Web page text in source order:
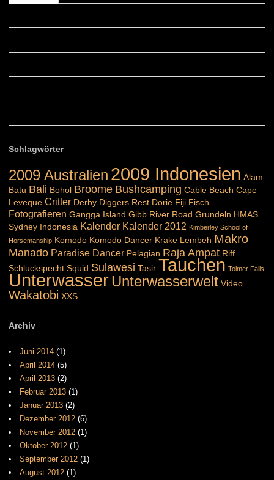
Schlagwörter
2009 Australien 2009 Indonesien Alam
Batu Bali Bohol Broome Bushcamping Cable Beach Cape
Leveque Critter Derby Diggers Rest Dorie Fiji Fisch
Fotografieren Gangga Island Gibb River Road Grundeln HMAS
Sydney Indonesia Kalender Kalender 2012 Kimberley School of
Horsemanship Komodo Komodo Dancer Krake Lembeh Makro
Manado Paradise Dancer Pelagian Raja Ampat Riff
Schluckspecht Squid Sulawesi Tasir Tauchen Tolmer Falls
UnterwasserUnterwasserwelt Video
Wakatobi XXS
Archiv
Juni 2014 (1)
April 2014 (5)
April 2013 (2)
Februar 2013 (1)
Januar 2013 (2)
Dezember 2012 (6)
November 2012 (1)
Oktober 2012 (1)
September 2012 (1)
August 2012 (1)